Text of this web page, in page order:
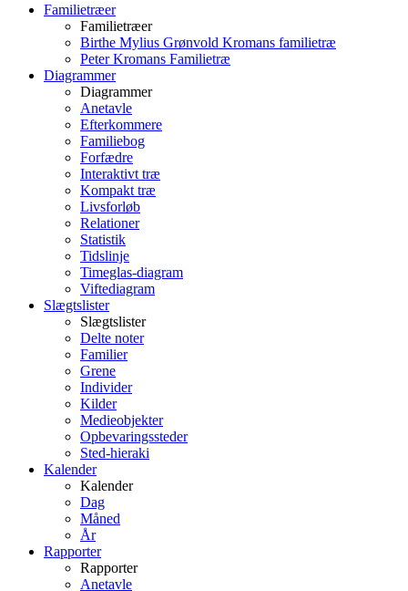
Familietræer
Familietræer
Birthe Mylius Grønvold Kromans familietræ
Peter Kromans Familietræ
Diagrammer
Diagrammer
Anetavle
Efterkommere
Familiebog
Forfædre
Interaktivt træ
Kompakt træ
Livsforløb
Relationer
Statistik
Tidslinje
Timeglas-diagram
Viftediagram
Slægtslister
Slægtslister
Delte noter
Familier
Grene
Individer
Kilder
Medieobjekter
Opbevaringssteder
Sted-hieraki
Kalender
Kalender
Dag
Måned
År
Rapporter
Rapporter
Anetavle